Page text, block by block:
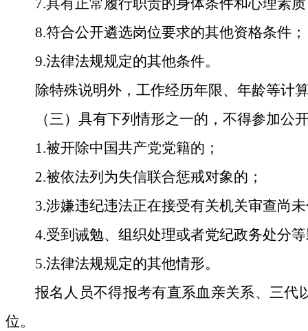
7.具有正常履行职责的身体条件和心理素
8.符合公开遴选岗位要求的其他资格条件；
9.法律法规规定的其他条件。
除特殊说明外，工作经历年限、年龄等计
（三）具有下列情形之一的，不得参加公
1.被开除中国共产党党籍的 ；
2.被依法列为失信联合惩戒对象的 ；
3.涉嫌违纪违法正在接受有关机关审查尚
4.受到诫勉、组织处理或者党纪政务处分
5.法律法规规定的其他情形。
报名人员不得报考有直系血亲关系、三
位。